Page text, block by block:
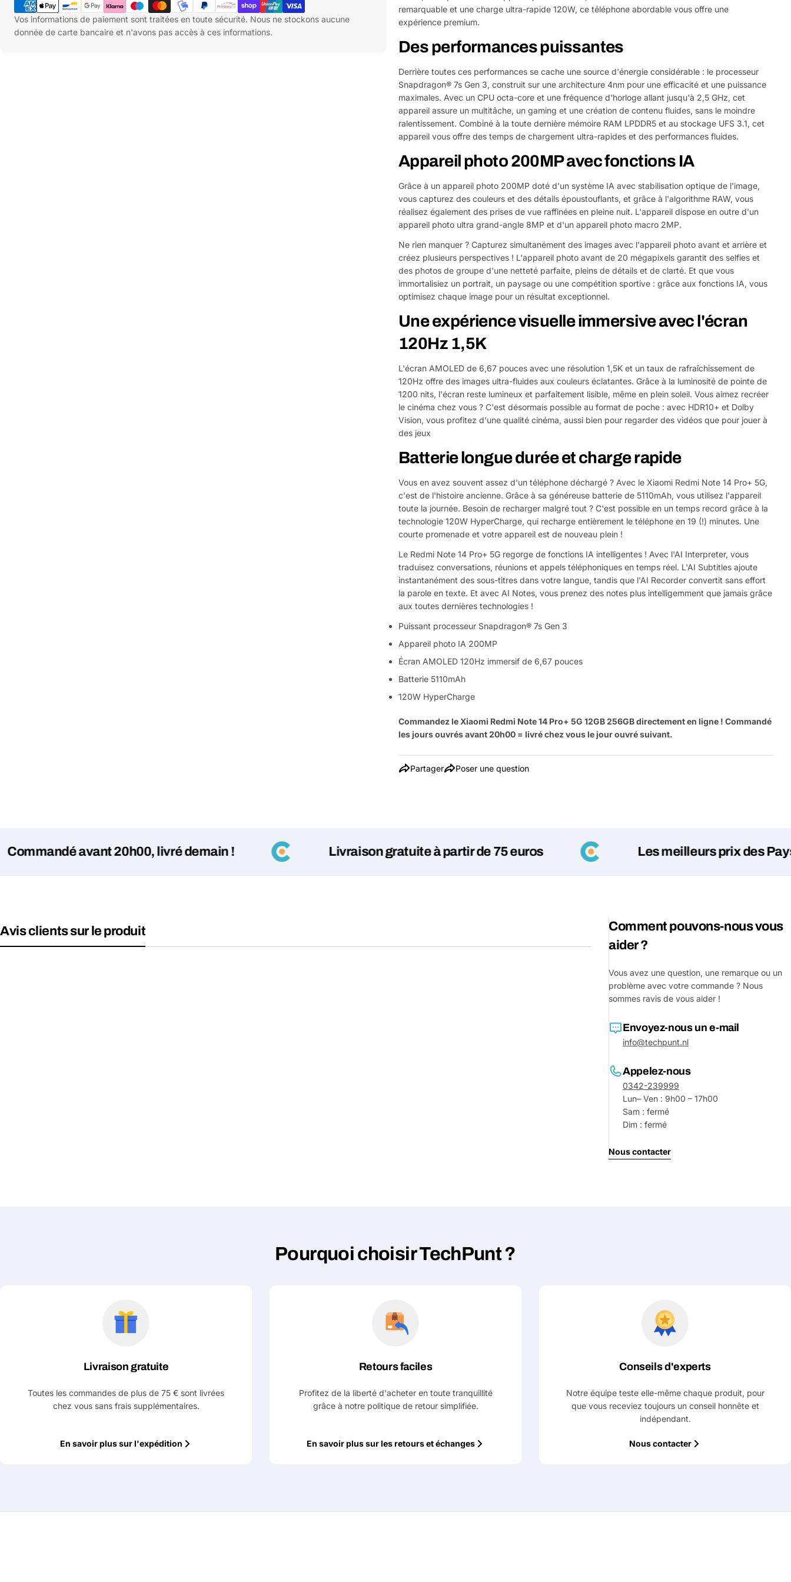
paiement
Vos informations de paiement sont traitées en toute sécurité. Nous ne stockons aucune
donnée de carte bancaire et n'avons pas accès à ces informations.
remarquable et une charge ultra-rapide 120W, ce téléphone abordable vous offre une
expérience premium.
Des performances puissantes
Derrière toutes ces performances se cache une source d'énergie considérable : le processeur
Snapdragon® 7s Gen 3, construit sur une architecture 4nm pour une efficacité et une puissance
maximales. Avec un CPU octa-core et une fréquence d'horloge allant jusqu'à 2,5 GHz, cet
appareil assure un multitâche, un gaming et une création de contenu fluides, sans le moindre
ralentissement. Combiné à la toute dernière mémoire RAM LPDDR5 et au stockage UFS 3.1, cet
appareil vous offre des temps de chargement ultra-rapides et des performances fluides.
Appareil photo 200MP avec fonctions IA
Grâce à un appareil photo 200MP doté d'un système IA avec stabilisation optique de l'image,
vous capturez des couleurs et des détails époustouflants, et grâce à l'algorithme RAW, vous
réalisez également des prises de vue raffinées en pleine nuit. L'appareil dispose en outre d'un
appareil photo ultra grand-angle 8MP et d'un appareil photo macro 2MP.
Ne rien manquer ? Capturez simultanément des images avec l'appareil photo avant et arrière et
créez plusieurs perspectives ! L'appareil photo avant de 20 mégapixels garantit des selfies et
des photos de groupe d'une netteté parfaite, pleins de détails et de clarté. Et que vous
immortalisiez un portrait, un paysage ou une compétition sportive : grâce aux fonctions IA, vous
optimisez chaque image pour un résultat exceptionnel.
Une expérience visuelle immersive avec l'écran
120Hz 1,5K
L'écran AMOLED de 6,67 pouces avec une résolution 1,5K et un taux de rafraîchissement de
120Hz offre des images ultra-fluides aux couleurs éclatantes. Grâce à la luminosité de pointe de
1200 nits, l'écran reste lumineux et parfaitement lisible, même en plein soleil. Vous aimez recréer
le cinéma chez vous ? C'est désormais possible au format de poche : avec HDR10+ et Dolby
Vision, vous profitez d'une qualité cinéma, aussi bien pour regarder des vidéos que pour jouer à
des jeux
Batterie longue durée et charge rapide
Vous en avez souvent assez d'un téléphone déchargé ? Avec le Xiaomi Redmi Note 14 Pro+ 5G,
c'est de l'histoire ancienne. Grâce à sa généreuse batterie de 5110mAh, vous utilisez l'appareil
toute la journée. Besoin de recharger malgré tout ? C'est possible en un temps record grâce à la
technologie 120W HyperCharge, qui recharge entièrement le téléphone en 19 (!) minutes. Une
courte promenade et votre appareil est de nouveau plein !
Le Redmi Note 14 Pro+ 5G regorge de fonctions IA intelligentes ! Avec l'AI Interpreter, vous
traduisez conversations, réunions et appels téléphoniques en temps réel. L'AI Subtitles ajoute
instantanément des sous-titres dans votre langue, tandis que l'AI Recorder convertit sans effort
la parole en texte. Et avec AI Notes, vous prenez des notes plus intelligemment que jamais grâce
aux toutes dernières technologies !
Puissant processeur Snapdragon® 7s Gen 3
Appareil photo IA 200MP
Écran AMOLED 120Hz immersif de 6,67 pouces
Batterie 5110mAh
120W HyperCharge
Commandez le Xiaomi Redmi Note 14 Pro+ 5G 12GB 256GB directement en ligne ! Commandé
les jours ouvrés avant 20h00 = livré chez vous le jour ouvré suivant.
Partager Poser une question
nom
avant 20h00, livré demain ! Livraison gratuite à partir de 75 euros Les meilleurs prix des Pays-Bas !
Avis clients sur le produit
Comment pouvons-nous vous
aider ?
Vous avez une question, une remarque ou un
problème avec votre commande ? Nous
sommes ravis de vous aider !
Envoyez-nous un e-mail
info@techpunt.nl
Appelez-nous
0342-239999
Lun– Ven : 9h00 – 17h00
Sam : fermé
Dim : fermé
Nous contacter
Pourquoi choisir TechPunt ?
Livraison gratuite
Toutes les commandes de plus de 75 € sont livrées
chez vous sans frais supplémentaires.
En savoir plus sur l'expédition
Retours faciles
Profitez de la liberté d'acheter en toute tranquillité
grâce à notre politique de retour simplifiée.
En savoir plus sur les retours et échanges
Conseils d'experts
Notre équipe teste elle-même chaque produit, pour
que vous receviez toujours un conseil honnête et
indépendant.
Nous contacter